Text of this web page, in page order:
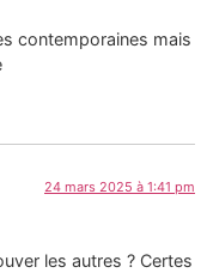
contemporaines mais
24 mars 2025 à 1:41 pm
les autres ? Certes